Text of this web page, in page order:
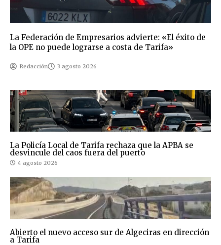
La Federación de Empresarios advierte: «El éxito de
la OPE no puede lograrse a costa de Tarifa»
Redacción 3 agosto 2026
La Policía Local de Tarifa rechaza que la APBA se
desvincule del caos fuera del puerto
4 agosto 2026
Abierto el nuevo acceso sur de Algeciras en dirección
a Tarifa